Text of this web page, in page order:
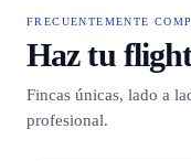
FRECUENTEMENTE
Haz tu
Fincas únicas, lado a
profesional.